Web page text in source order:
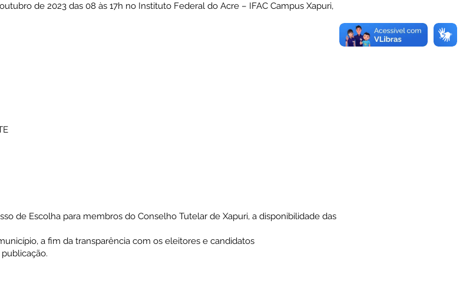
de 2023 das 08 às 17h no Instituto Federal do Acre – IFAC Campus Xapuri,
de Escolha para membros do Conselho Tutelar de Xapuri, a disponibilidade das
a fim da transparência com os eleitores e candidatos